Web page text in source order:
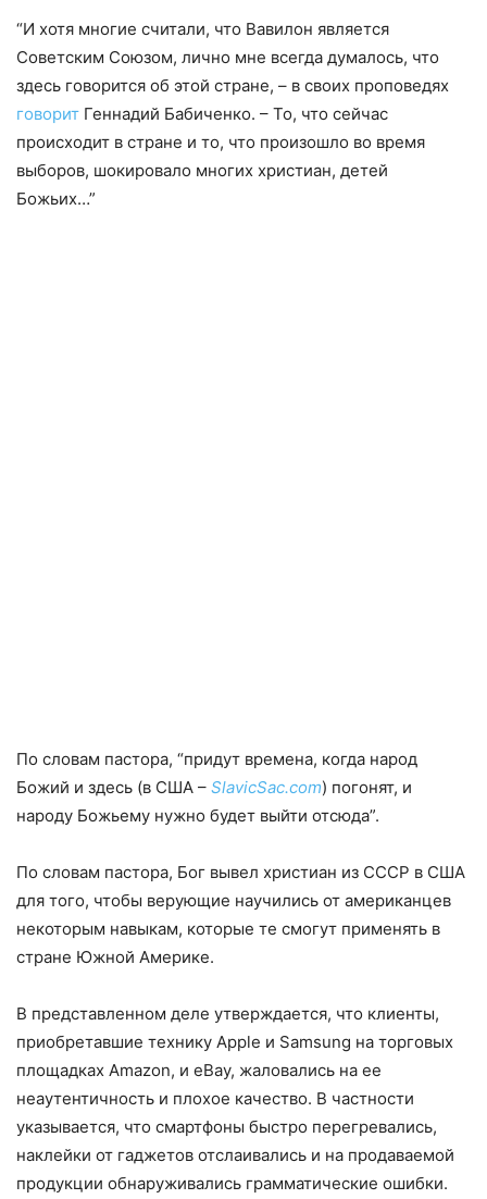
“И хотя многие считали, что Вавилон является
Советским Союзом, лично мне всегда думалось, что
здесь говорится об этой стране, – в своих проповедях
говорит Геннадий Бабиченко. – То, что сейчас
происходит в стране и то, что произошло во время
выборов, шокировало многих христиан, детей
Божьих…”
По словам пастора, “придут времена, когда народ
Божий и здесь (в США – SlavicSac.com) погонят, и
народу Божьему нужно будет выйти отсюда”.
По словам пастора, Бог вывел христиан из СССР в США
для того, чтобы верующие научились от американцев
некоторым навыкам, которые те смогут применять в
стране Южной Америке.
В представленном деле утверждается, что клиенты,
приобретавшие технику Apple и Samsung на торговых
площадках Amazon, и eBay, жаловались на ее
неаутентичность и плохое качество. В частности
указывается, что смартфоны быстро перегревались,
наклейки от гаджетов отслаивались и на продаваемой
продукции обнаруживались грамматические ошибки.